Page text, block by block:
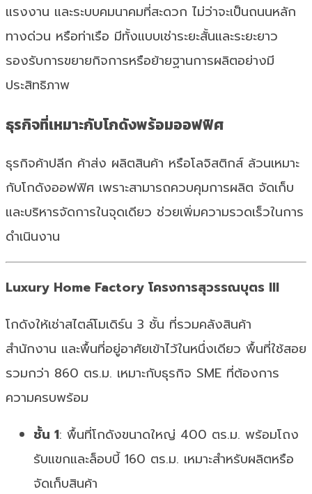
แรงงาน และระบบคมนาคมที่สะดวก ไม่ว่าจะเป็นถนนหลัก
ทางด่วน หรือท่าเรือ มีทั้งแบบเช่าระยะสั้นและระยะยาว
รองรับการขยายกิจการหรือย้ายฐานการผลิตอย่างมี
ประสิทธิภาพ
ธุรกิจที่เหมาะกับโกดังพร้อมออฟฟิศ
ธุรกิจค้าปลีก ค้าส่ง ผลิตสินค้า หรือโลจิสติกส์ ล้วนเหมาะ
กับโกดังออฟฟิศ เพราะสามารถควบคุมการผลิต จัดเก็บ
และบริหารจัดการในจุดเดียว ช่วยเพิ่มความรวดเร็วในการ
ดำเนินงาน
Luxury Home Factory โครงการสุวรรณบุตร III
โกดังให้เช่าสไตล์โมเดิร์น 3 ชั้น ที่รวมคลังสินค้า
สำนักงาน และพื้นที่อยู่อาศัยเข้าไว้ในหนึ่งเดียว พื้นที่ใช้สอย
รวมกว่า 860 ตร.ม. เหมาะกับธุรกิจ SME ที่ต้องการ
ความครบพร้อม
ชั้น 1: พื้นที่โกดังขนาดใหญ่ 400 ตร.ม. พร้อมโถง
รับแขกและล็อบบี้ 160 ตร.ม. เหมาะสำหรับผลิตหรือ
จัดเก็บสินค้า